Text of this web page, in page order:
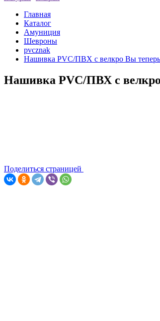
Главная
Каталог
Амуниция
Шевроны
pvcznak
Нашивка PVC/ПВХ с велкро Вы
Нашивка PVC/ПВХ с
Поделиться страницей